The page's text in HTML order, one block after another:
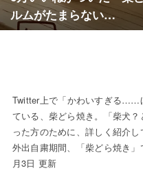
ルムがたまらない…
Twitter上で「かわいすぎる……
ている、柴どら焼き。「柴犬
った方のために、詳しく紹介
外出自粛期間、「柴どら焼き
月3日 更新